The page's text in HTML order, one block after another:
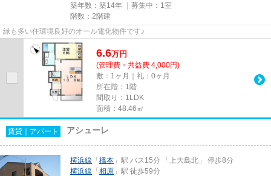
築年数：築14年 ｜募集中： 1室
階数：2階建
緑も多い住環境良好のオール電化物件です♪
6.6万円
(管理費・共益費 4,000円)
敷：1ヶ月｜礼：0ヶ月
所在階：1階
間取り：1LDK
面積：48.46㎡
賃貸｜アパート アシューレ
横浜線 「橋本 」駅 バス15分 「上大島北」 停歩8分
横浜線 「相原 」駅 徒歩59分